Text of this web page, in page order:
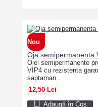
Nou
Oja semipermanenta
Ojei semipermanente
VIP4 cu rezistenta
saptaman..
12,50 Lei
Adaugă în Coş